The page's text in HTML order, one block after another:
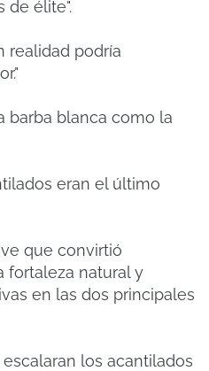
de élite".
realidad podría
barba blanca como la
eran el último
que convirtió
fortaleza natural y
en las dos principales
los acantilados